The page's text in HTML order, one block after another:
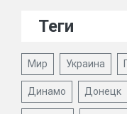
Теги
Мир Украина
Динамо Донецк